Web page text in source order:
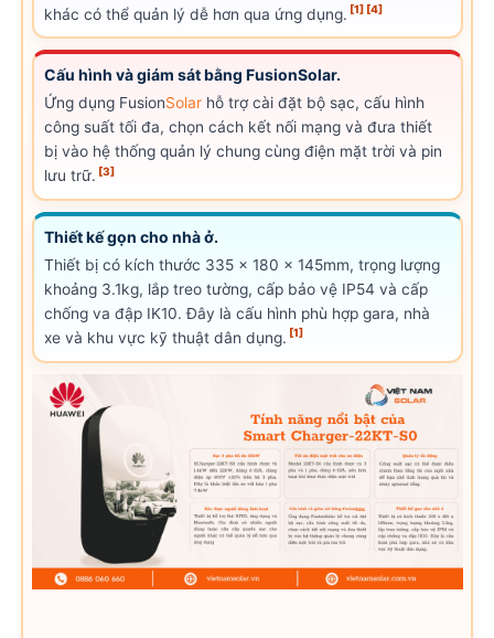
khác có thể quản lý dễ hơn qua ứng dụng. [1] [4]
Cấu hình và giám sát bằng FusionSolar.
Ứng dụng FusionSolar hỗ trợ cài đặt bộ sạc, cấu hình
công suất tối đa, chọn cách kết nối mạng và đưa thiết
bị vào hệ thống quản lý chung cùng điện mặt trời và pin
lưu trữ. [3]
Thiết kế gọn cho nhà ở.
Thiết bị có kích thước 335 x 180 x 145mm, trọng lượng
khoảng 3.1kg, lắp treo tường, cấp bảo vệ IP54 và cấp
chống va đập IK10. Đây là cấu hình phù hợp gara, nhà
xe và khu vực kỹ thuật dân dụng. [1]